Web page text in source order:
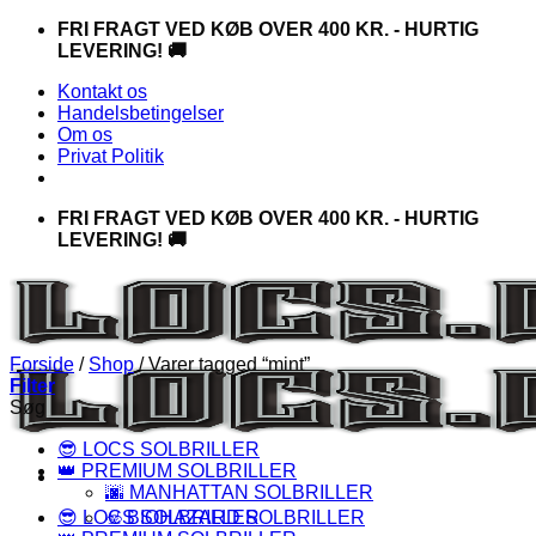
FortsætFRI FRAGT VED KØB OVER 400 KR. - HURTIG
LEVERING! 🚚
Kontakt os
Handelsbetingelser
Om os
Privat Politik
FRI FRAGT VED KØB OVER 400 KR. - HURTIG
LEVERING! 🚚
😎 LOCS SOLBRILLER
Forside / Shop /Varer tagged “mint”
Filter
Søg
😎 LOCS SOLBRILLER
👑 PREMIUM SOLBRILLER
🌆 MANHATTAN SOLBRILLER
☣️ BIOHAZARD SOLBRILLER